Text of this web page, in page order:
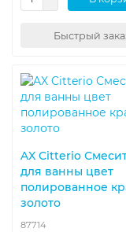
Быстрый
AX Citterio
для ванны цвет
полированное
золото
87714